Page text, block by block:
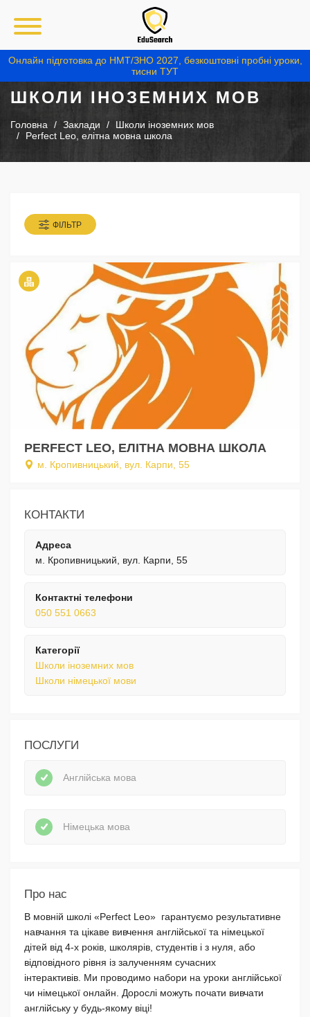
Онлайн підготовка до НМТ/ЗНО 2027, безкоштовні пробні уроки,
тисни ТУТ
ШКОЛИ ІНОЗЕМНИХ МОВ
Головна Заклади
Школи іноземних мов
Perfect Leo, елітна мовна школа
ФІЛЬТР
PERFECT LEO, ЕЛІТНА МОВНА ШКОЛА
м. Кропивницький, вул. Карпи, 55
КОНТАКТИ
Адреса
м. Кропивницький, вул. Карпи, 55
Контактні телефони
050 551 0663
Категорії
Школи іноземних мов
Школи німецької мови
ПОСЛУГИ
Англійська мова
Німецька мова
Про нас
В мовній школі «Perfect Leo» гарантуємо результативне
навчання та цікаве вивчення англійської та німецької
дітей від 4-х років, школярів, студентів і з нуля, або
відповідного рівня із залученням сучасних
інтерактивів. Ми проводимо набори на уроки англійської
чи німецької онлайн. Дорослі можуть почати вивчати
англійську у будь-якому віці!